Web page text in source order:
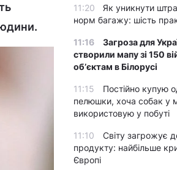
11:20
Як уникнути
норм багажу: шість
11:16
Загроза для
створили мапу зі 150
обʼєктам в Білорусі
11:15
Постійно купую
пелюшки, хоча собак у
використовую у побуті
11:10
Світу загрожує
продукту: найбільше
Європі